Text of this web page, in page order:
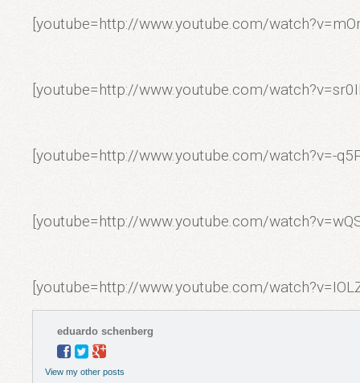
[youtube=http://www.youtube.com/
[youtube=http://www.youtube.com/
[youtube=http://www.youtube.com/watch?v=-
[youtube=http://www.youtube.com/
[youtube=http://www.youtube.com/
eduardo schenberg
View my other posts